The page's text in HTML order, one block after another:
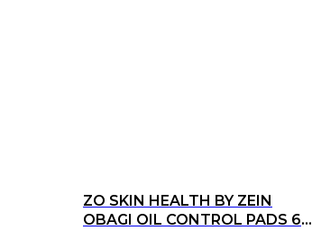
ZO SKIN HEALTH BY ZEIN
OBAGI OIL CONTROL PADS 60